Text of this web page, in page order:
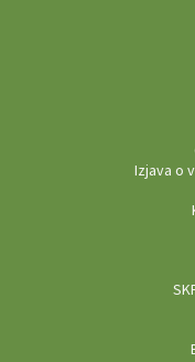
Izjava o